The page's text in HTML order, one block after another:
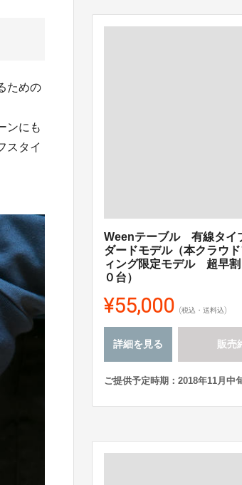
ための
ンにも
スタイ
Weenテーブル 有線タ
ダードモデル（本クラウ
ィング限定モデル 超早割
０台）
¥55,000 (税込・送料込)
詳細を見る 販売
ご提供予定時期：2018年11月中